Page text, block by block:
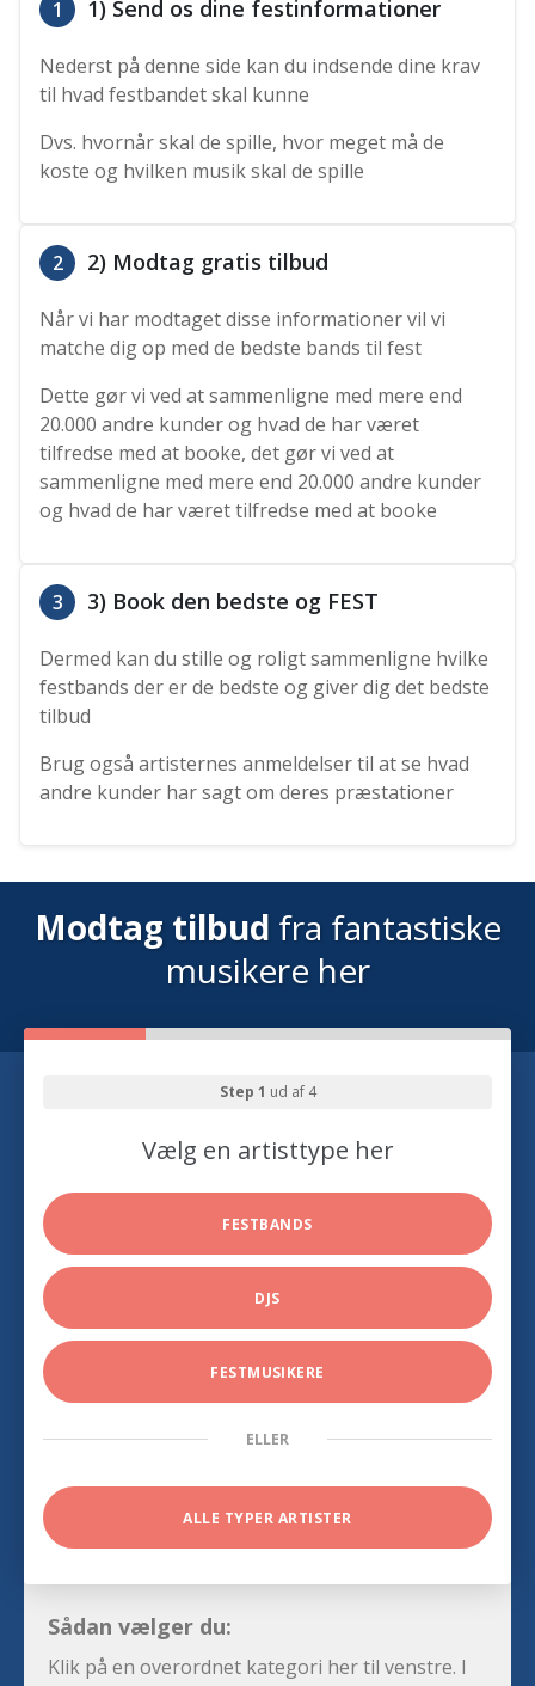
1 1) Send os dine festinformationer
Nederst på denne side kan du indsende dine krav
til hvad festbandet skal kunne
Dvs. hvornår skal de spille, hvor meget må de
koste og hvilken musik skal de spille
2 2) Modtag gratis tilbud
Når vi har modtaget disse informationer vil vi
matche dig op med de bedste bands til fest
Dette gør vi ved at sammenligne med mere end
20.000 andre kunder og hvad de har været
tilfredse med at booke, det gør vi ved at
sammenligne med mere end 20.000 andre kunder
og hvad de har været tilfredse med at booke
3 3) Book den bedste og FEST
Dermed kan du stille og roligt sammenligne hvilke
festbands der er de bedste og giver dig det bedste
tilbud
Brug også artisternes anmeldelser til at se hvad
andre kunder har sagt om deres præstationer
Modtag tilbud fra fantastiske
musikere her
Step 1 ud af 4
Vælg en artisttype her
FESTBANDS
DJS
FESTMUSIKERE
ELLER
ALLE TYPER ARTISTER
Sådan vælger du:
Klik på en overordnet kategori her til venstre. I